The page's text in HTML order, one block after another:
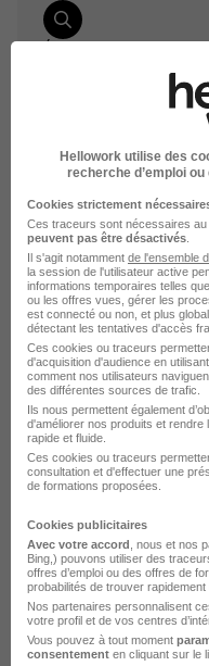
Entreprise E.Leclerc
DÉPOSEZ VOTRE
Rendez votre CV
recruteurs de la
E.Leclerc
E.Leclerc Clichy-sous-
Hellowork utilise des
recherche d’emploi
Cookies strictement
Ces traceurs sont nécessaires
peuvent pas être désactivés
Il s'agit notamment de l'ensemble
la session de l'utilisateur active
informations temporaires telles
ou les offres vues, gérer les
est connecté ou non, et plus
détectant les tentatives d'accès
Ces cookies ou traceurs
d'acquisition d'audience en
comment nos utilisateurs
des différentes sources de trafic.
Ils nous permettent également
d'améliorer nos produits et rendre
rapide et fluide.
Ces cookies ou traceurs
consultation et d'effectuer une
de formations proposées.
Cookies publicitaires
Avec votre accord , nous et nos
Bing,) pouvons utiliser des
offres d’emploi ou des offres de
probabilités de trouver rapidement
Nos partenaires personnalisent
votre profil et de vos centres
Vous pouvez à tout moment
consentement en cliquant sur le